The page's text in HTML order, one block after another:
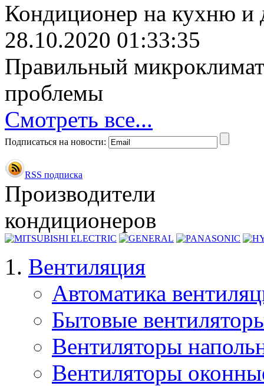
Кондиционер на кухню и
28.10.2020 01:33:35
Правильный
проблемы
Смотреть все...
Подписаться на новости:
RSS подписка
Производители
кондиционеров
Вентиляция
Автоматика
Бытовые
Вентиляторы
Вентиляторы